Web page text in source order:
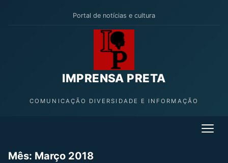
Portal de notícias e cultura
IMPRENSA PRETA
COMUNICAÇÃO DIVERSIDADE E INFORMAÇÃO
Mês: Março 2018